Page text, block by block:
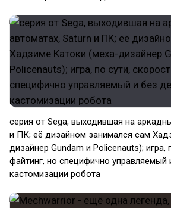
серия от Sega, выходившая на
и ПК; её дизайном занимался сам
дизайнер Gundam и Policenauts); игра,
файтинг, но специфично управляемый
кастомизации робота